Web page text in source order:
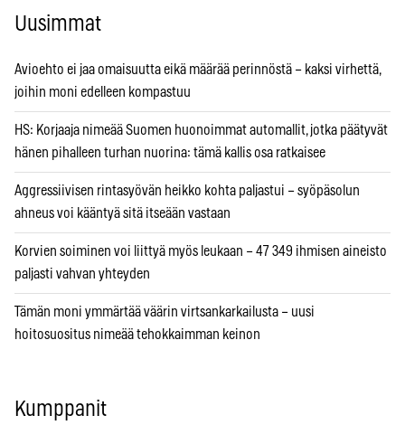
Uusimmat
Avioehto ei jaa omaisuutta eikä määrää perinnöstä – kaksi virhettä,
joihin moni edelleen kompastuu
HS: Korjaaja nimeää Suomen huonoimmat automallit, jotka päätyvät
hänen pihalleen turhan nuorina: tämä kallis osa ratkaisee
Aggressiivisen rintasyövän heikko kohta paljastui – syöpäsolun
ahneus voi kääntyä sitä itseään vastaan
Korvien soiminen voi liittyä myös leukaan – 47 349 ihmisen aineisto
paljasti vahvan yhteyden
Tämän moni ymmärtää väärin virtsankarkailusta – uusi
hoitosuositus nimeää tehokkaimman keinon
Kumppanit